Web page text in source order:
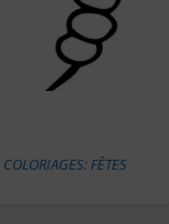
COLORIAGES: FÊTES